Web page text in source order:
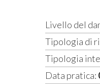
Livello del
Tipologia di
Tipologia
Data pratica: